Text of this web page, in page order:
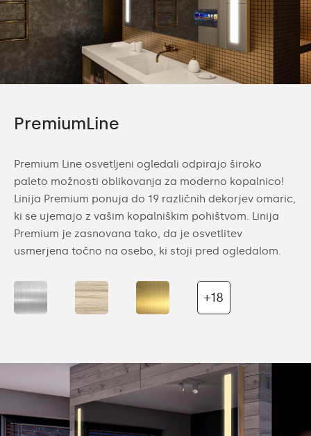
PremiumLine
Premium Line osvetljeni ogledali odpirajo široko
paleto možnosti oblikovanja za moderno kopalnico!
Linija Premium ponuja do 19 različnih dekorjev omaric,
ki se ujemajo z vašim kopalniškim pohištvom. Linija
Premium je zasnovana tako, da je osvetlitev
usmerjena točno na osebo, ki stoji pred ogledalom.
+18